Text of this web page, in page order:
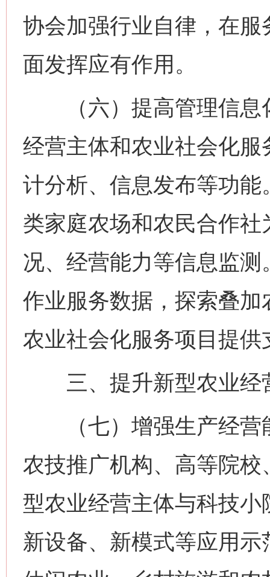
协会加强行业自律，在
面发挥应有作用。
（六）提高管理信息
经营主体和农业社会化
计分析、信息发布等功
类家庭农场和农民合作
况、经营能力等信息监
作业服务数据，探索叠
农业社会化服务项目提供
三、提升新型农业经
（七）增强生产经营
农技推广机构、高等院
型农业经营主体与科技
新设备、新模式等应用